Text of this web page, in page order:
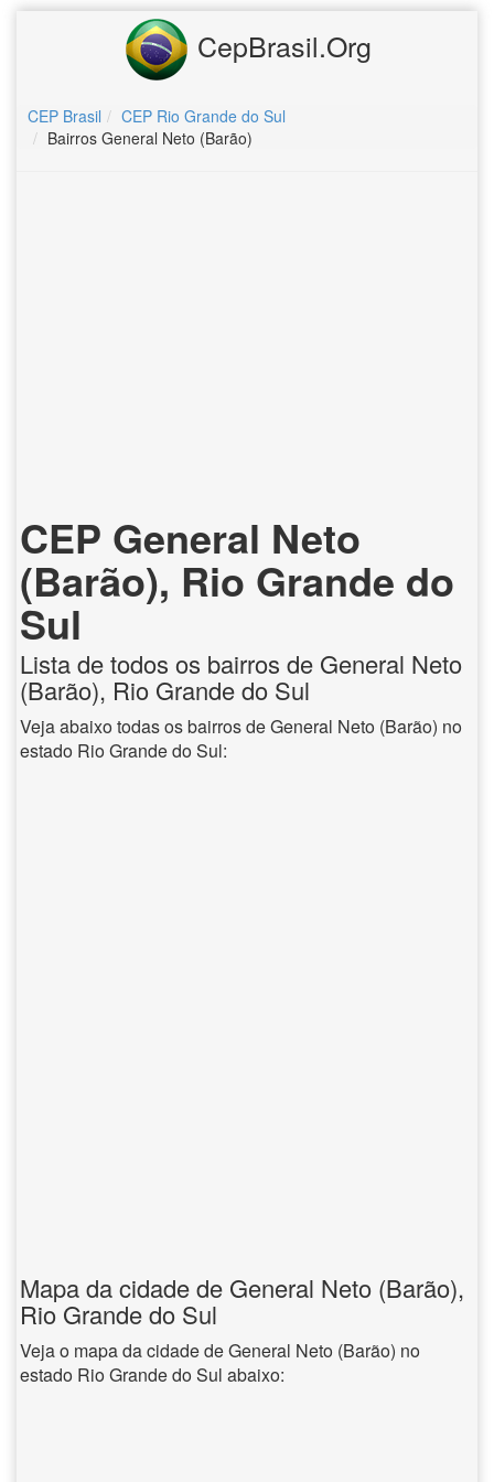
CepBrasil.Org
CEP Brasil
CEP Rio Grande do Sul
Bairros General Neto (Barão)
CEP General Neto
(Barão), Rio Grande do
Sul
Lista de todos os bairros de General Neto
(Barão), Rio Grande do Sul
Veja abaixo todas os bairros de General Neto (Barão) no
estado Rio Grande do Sul:
Mapa da cidade de General Neto (Barão),
Rio Grande do Sul
Veja o mapa da cidade de General Neto (Barão) no
estado Rio Grande do Sul abaixo: